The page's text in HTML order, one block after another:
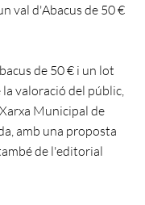
val d'Abacus de 50 €
de 50 € i un lot
valoració del públic,
Municipal de
amb una proposta
també de l'editorial